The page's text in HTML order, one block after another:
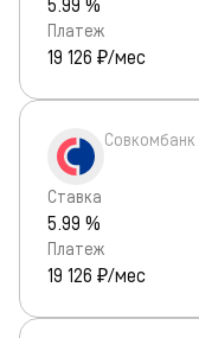
Платеж
19 126 ₽/мес
Ставка
5.99 %
Платеж
19 126 ₽/мес